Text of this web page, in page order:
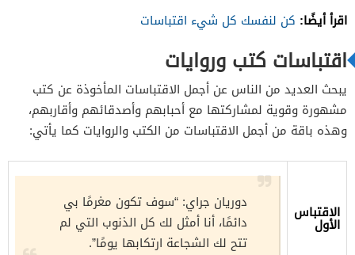
اقرأ أيضًا: كن لنفسك كل شيء اقتباسات
اقتباسات كتب وروايات
يبحث العديد من الناس عن أجمل الاقتباسات المأخوذة عن كتب
مشهورة وقوية لمشاركتها مع أحبابهم وأصدقائهم وأقاربهم،
وهذه باقة من أجمل الاقتباسات من الكتب والروايات كما يأتي:
الاقتباس
الأول
دوريان جراي: “سوف تكون مغرمًا بي
دائمًا، أنا أمثل لك كل الذنوب التي لم
تتح لك الشجاعة ارتكابها يومًا”.